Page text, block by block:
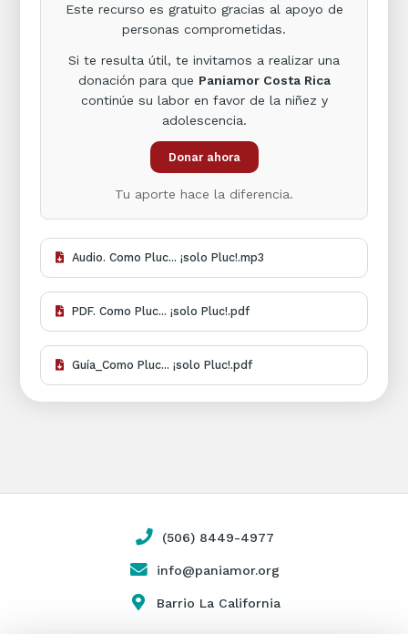
Este recurso es gratuito gracias al apoyo de
personas comprometidas.
Si te resulta útil, te invitamos a realizar una
donación para que Paniamor Costa Rica
continúe su labor en favor de la niñez y
adolescencia.
Donar ahora
Tu aporte hace la diferencia.
Audio. Como Pluc... ¡solo Pluc!.mp3
PDF. Como Pluc... ¡solo Pluc!.pdf
Guía_Como Pluc... ¡solo Pluc!.pdf
(506) 8449-4977
info@paniamor.org
Barrio La California